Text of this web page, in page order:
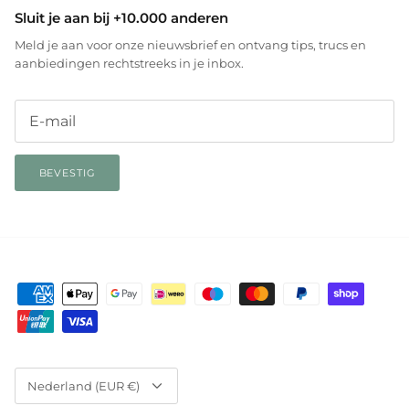
Sluit je aan bij +10.000 anderen
Meld je aan voor onze nieuwsbrief en ontvang tips, trucs en
aanbiedingen rechtstreeks in je inbox.
BEVESTIG
Valuta
Nederland (EUR €)